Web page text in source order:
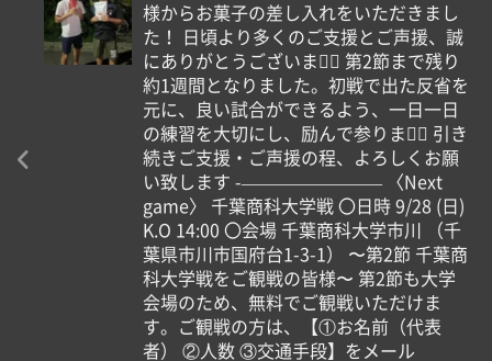
様からお菓子の差し入れをいただきまし
た！ 日頃より多くのご支援とご声援、誠
にありがとうございます🏻 第2節まで残り
約1週間となりました。初戦で出た反省を
元に、良い試合ができるよう、一日一日
の練習を大切にし、励んで参ります🏻‪ 引き
続きご支援・ご声援の程、よろしくお願
い致します -———————— 〈Next
game〉 千葉商科大学戦 〇日時 9/28 (日)
K.O 14:00 〇会場 千葉商科大学市川 （千
葉県市川市国府台1-3-1） 〜第2節 千葉商
科大学戦をご観戦の皆様〜 第2節も大学
会場のため、無料でご観戦いただけま
す。ご観戦の方は、【①お名前（代表
者） ②人数 ③交通手段】をメール